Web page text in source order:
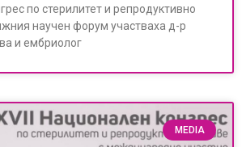
по стерилитет и репродуктивно
научен форум участваха д-р
и ембриолог
MEDIA